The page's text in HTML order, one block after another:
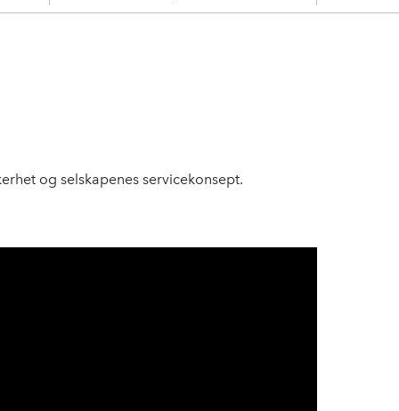
og selskapenes servicekonsept.